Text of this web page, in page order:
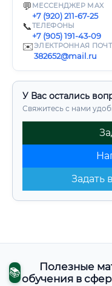
💬 МЕССЕНДЖЕР MAX
+7 (920) 211-67-25
📞ТЕЛЕФОНЫ
+7 (905) 191-43-09
✉️ЭЛЕКТРОННАЯ
382652@mail.ru
У Вас остались
Свяжитесь с нами
Задать
📚
Полезные
обучения в